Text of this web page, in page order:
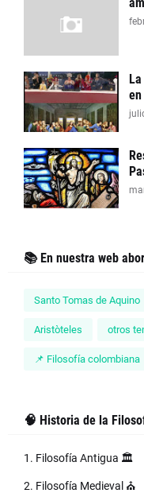
en
📚 En nuestra web
Santo Tomas de Aquino
Aristòteles otros
📌 Filosofía colombiana
🧠 Historia de la
1. Filosofía Antigua 🏛️
2. Filosofía Medieval ⛪